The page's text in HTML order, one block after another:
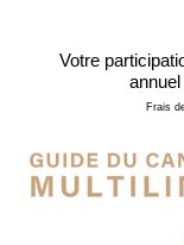
Votre
Frais